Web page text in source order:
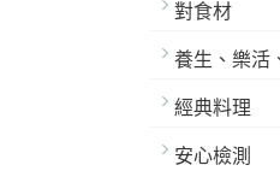
對食材
養生、樂活
經典料理
安心檢測